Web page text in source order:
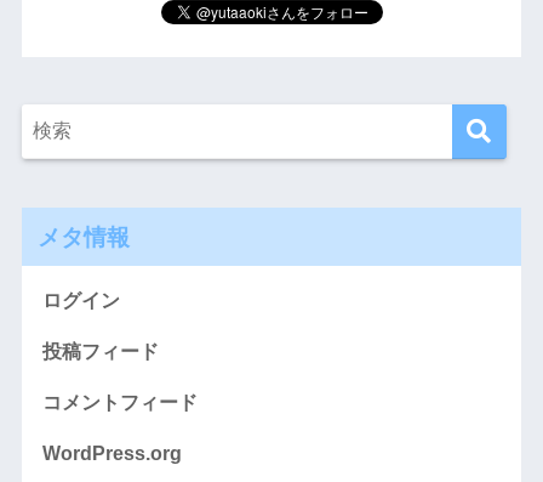
メタ情報
ログイン
投稿フィード
コメントフィード
WordPress.org